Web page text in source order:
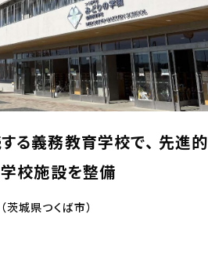
る義務教育学校で、 先進的
校施設を整備
城県つくば市）